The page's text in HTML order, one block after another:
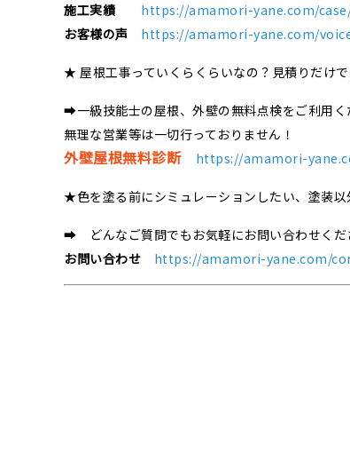
施工実績
https://amamori-yane.com/
お客様の声
https://amamori-yane.com/
★ 屋根工事っていくらくらいなの？見積りだけ
➡一級技能士の屋根、外壁の無料点検をご利用く
無理な営業等は一切行っておりません！
外壁屋根無料診断 https://amamori-
★色を塗る前にシミュレーションしたい、塗装
➡ どんなご質問でもお気軽にお問い合わせくだ
お問い合わせ
https://amamori-yane.com/